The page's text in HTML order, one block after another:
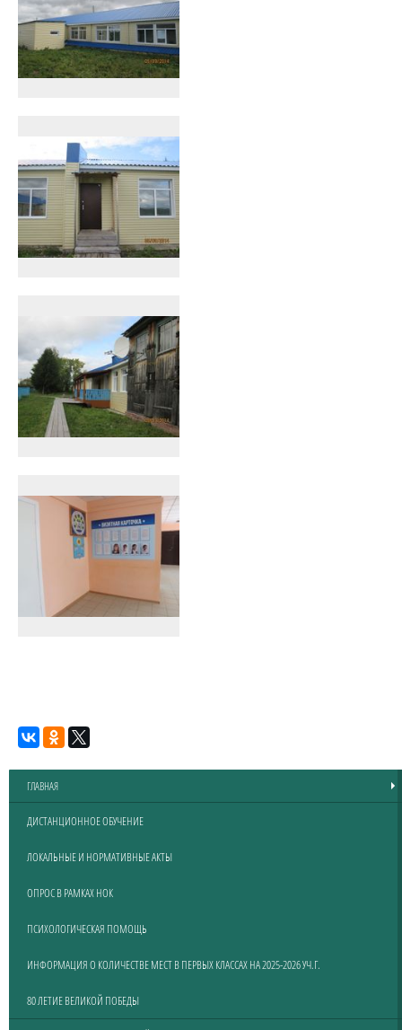
ГЛАВНАЯ
ДИСТАНЦИОННОЕ ОБУЧЕНИЕ
ЛОКАЛЬНЫЕ И НОРМАТИВНЫЕ АКТЫ
ОПРОС В РАМКАХ НОК
ПСИХОЛОГИЧЕСКАЯ ПОМОЩЬ
ИНФОРМАЦИЯ О КОЛИЧЕСТВЕ МЕСТ В ПЕРВЫХ КЛАССАХ НА 2025-2026 УЧ.Г.
80 ЛЕТИЕ ВЕЛИКОЙ ПОБЕДЫ